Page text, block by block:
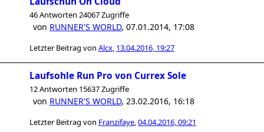
46 Antworten 24067 Zugriffe
von RUNNER'S WORLD, 07.01.2014, 17:08
Letzter Beitrag von Alcx, 13.04.2016, 19:27
Laufsohle Run Pro von Currex Sole
12 Antworten 15637 Zugriffe
von RUNNER'S WORLD, 23.02.2016, 16:18
Letzter Beitrag von Franzifaye,04.04.2016, 09:21